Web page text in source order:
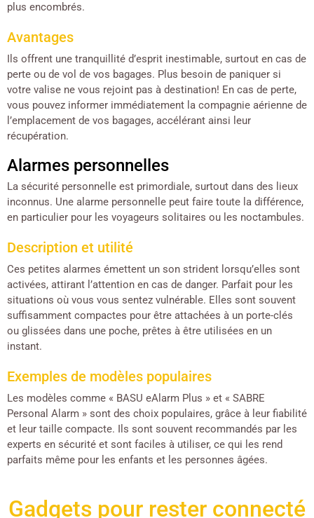
plus encombrés.
Avantages
Ils offrent une tranquillité d’esprit inestimable, surtout en cas de
perte ou de vol de vos bagages. Plus besoin de paniquer si
votre valise ne vous rejoint pas à destination! En cas de perte,
vous pouvez informer immédiatement la compagnie aérienne de
l’emplacement de vos bagages, accélérant ainsi leur
récupération.
Alarmes personnelles
La sécurité personnelle est primordiale, surtout dans des lieux
inconnus. Une alarme personnelle peut faire toute la différence,
en particulier pour les voyageurs solitaires ou les noctambules.
Description et utilité
Ces petites alarmes émettent un son strident lorsqu’elles sont
activées, attirant l’attention en cas de danger. Parfait pour les
situations où vous vous sentez vulnérable. Elles sont souvent
suffisamment compactes pour être attachées à un porte-clés
ou glissées dans une poche, prêtes à être utilisées en un
instant.
Exemples de modèles populaires
Les modèles comme « BASU eAlarm Plus » et « SABRE
Personal Alarm » sont des choix populaires, grâce à leur fiabilité
et leur taille compacte. Ils sont souvent recommandés par les
experts en sécurité et sont faciles à utiliser, ce qui les rend
parfaits même pour les enfants et les personnes âgées.
Gadgets pour rester connecté